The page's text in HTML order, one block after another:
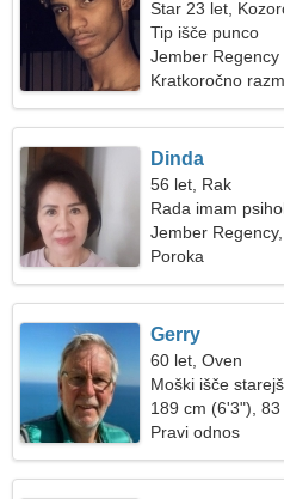
Star 23 let,
Tip išče punco
Jember Regency
Kratkoročno
Dinda
56 let, Rak
Rada imam
Jember
Poroka
Gerry
60 let, Oven
Moški išče
189 cm (6'3"),
Pravi odnos